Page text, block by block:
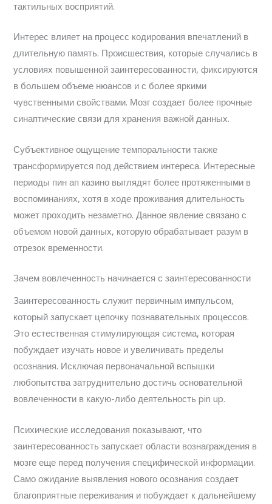
тактильных восприятий.
Интерес влияет на процесс кодирования впечатлений в
длительную память. Происшествия, которые случались в
условиях повышенной заинтересованности, фиксируются
в большем объеме нюансов и с более яркими
чувственными свойствами. Мозг создает более прочные
синаптические связи для хранения важной данных.
Субъективное ощущение темпоральности также
трансформируется под действием интереса. Интересные
периоды пин ап казино выглядят более протяженными в
воспоминаниях, хотя в ходе проживания длительность
может проходить незаметно. Данное явление связано с
объемом новой данных, которую обрабатывает разум в
отрезок временности.
Зачем вовлеченность начинается с заинтересованности
Заинтересованность служит первичным импульсом,
который запускает цепочку познавательных процессов.
Это естественная стимулирующая система, которая
побуждает изучать новое и увеличивать пределы
осознания. Исключая первоначальной вспышки
любопытства затруднительно достичь основательной
вовлеченности в какую-либо деятельность pin up.
Психические исследования показывают, что
заинтересованность запускает области вознаграждения в
мозге еще перед получения специфической информации.
Само ожидание выявления нового осознания создает
благоприятные переживания и побуждает к дальнейшему